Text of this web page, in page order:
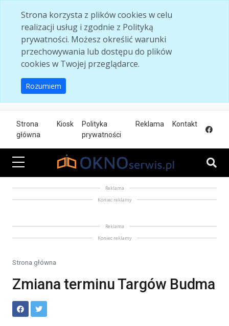
Strona korzysta z plików cookies w celu
realizacji usług i zgodnie z Polityką
prywatności. Możesz określić warunki
przechowywania lub dostępu do plików
cookies w Twojej przeglądarce.
Rozumiem
Strona
główna
Kiosk
Polityka
prywatności
Reklama Kontakt
Reklama
Koniec reklamy
Reklama
Koniec reklamy
Strona główna
Zmiana terminu Targów Budma